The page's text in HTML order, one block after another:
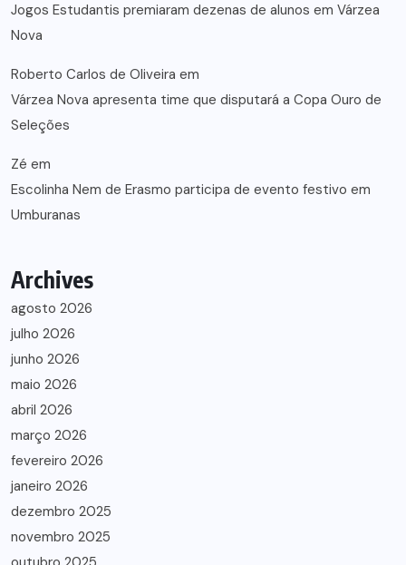
Jogos Estudantis premiaram dezenas de alunos em Várzea
Nova
Roberto Carlos de Oliveira em
Várzea Nova apresenta time que disputará a Copa Ouro de
Seleções
Zé em
Escolinha Nem de Erasmo participa de evento festivo em
Umburanas
Archives
agosto 2026
julho 2026
junho 2026
maio 2026
abril 2026
março 2026
fevereiro 2026
janeiro 2026
dezembro 2025
novembro 2025